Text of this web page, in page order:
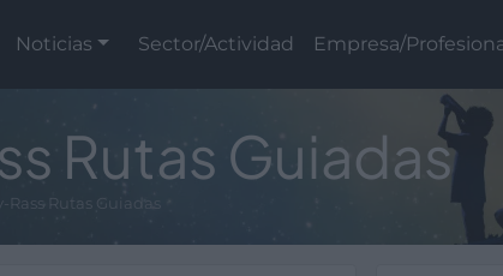
Noticias Sector/Actividad Empresa/
Rutas Guiadas
Rass Rutas Guiadas